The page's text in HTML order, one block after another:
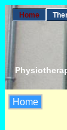
Home
Home